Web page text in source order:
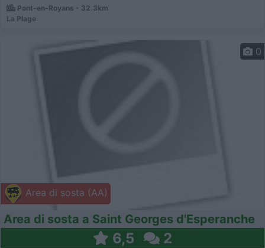
Pont-en-Royans - 32.3km
La Plage
Area di sosta (AA)
0
Area di sosta a Saint Georges d'Esperanche
6,5 2